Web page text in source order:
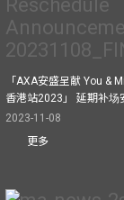
「AXA安盛呈献 You &
香港站2023」 延期补场
2023-11-08
更多